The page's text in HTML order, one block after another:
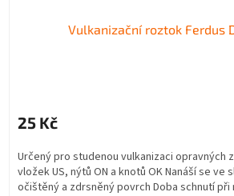
Vulkanizační roztok Ferdus
25 Kč
Určený pro studenou vulkanizaci opravných
vložek US, nýtů ON a knotů OK Nanáší se ve
očištěný a zdrsněný povrch Doba schnutí při